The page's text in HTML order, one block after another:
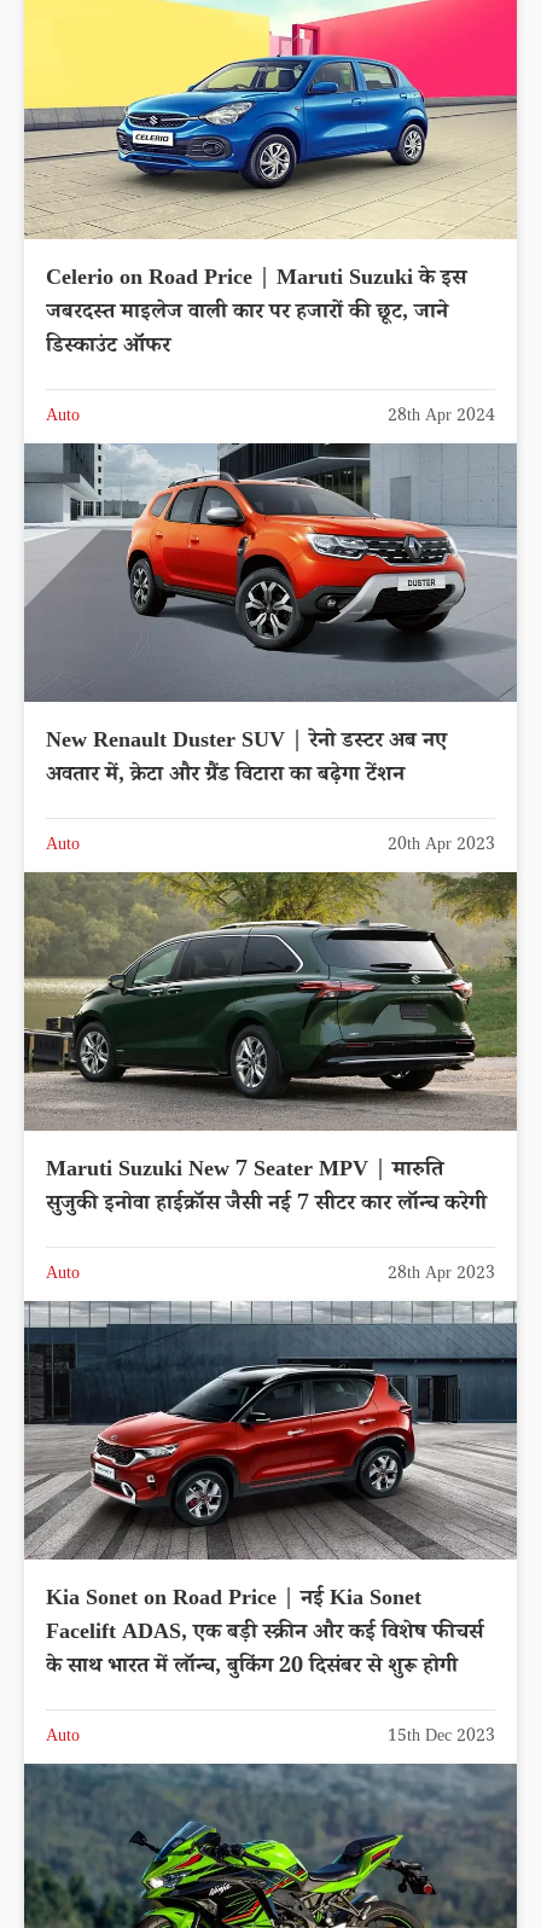
Celerio on Road Price | Maruti Suzuki के इस
जबरदस्त माइलेज वाली कार पर हजारों की छूट, जाने
डिस्काउंट ऑफर
Auto 28th Apr 2024
New Renault Duster SUV | रेनो डस्टर अब नए
अवतार में, क्रेटा और ग्रैंड विटारा का बढ़ेगा टेंशन
Auto 20th Apr 2023
Maruti Suzuki New 7 Seater MPV | मारुति
सुजुकी इनोवा हाईक्रॉस जैसी नई 7 सीटर कार लॉन्च करेगी
Auto 28th Apr 2023
Kia Sonet on Road Price | नई Kia Sonet
Facelift ADAS, एक बड़ी स्क्रीन और कई विशेष फीचर्स
के साथ भारत में लॉन्च, बुकिंग 20 दिसंबर से शुरू होगी
Auto 15th Dec 2023